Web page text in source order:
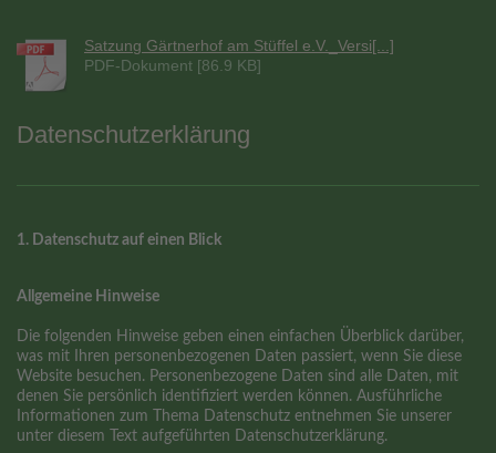
Satzung Gärtnerhof am Stüffel e.V._Versi[...]
PDF-Dokument [86.9 KB]
Datenschutzerklärung
1. Datenschutz auf einen Blick
Allgemeine Hinweise
Die folgenden Hinweise geben einen einfachen Überblick darüber,
was mit Ihren personenbezogenen Daten passiert, wenn Sie diese
Website besuchen. Personenbezogene Daten sind alle Daten, mit
denen Sie persönlich identifiziert werden können. Ausführliche
Informationen zum Thema Datenschutz entnehmen Sie unserer
unter diesem Text aufgeführten Datenschutzerklärung.